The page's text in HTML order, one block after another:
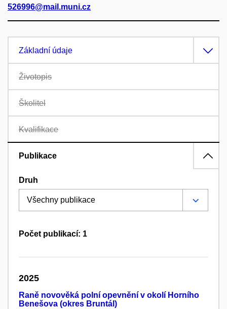
526996@mail.muni.cz
Základní údaje
Životopis
Školitel
Kvalifikace
Publikace
Druh
Počet publikací: 1
2025
Raně novověká polní opevnění v okolí Horního
Benešova (okres Bruntál)